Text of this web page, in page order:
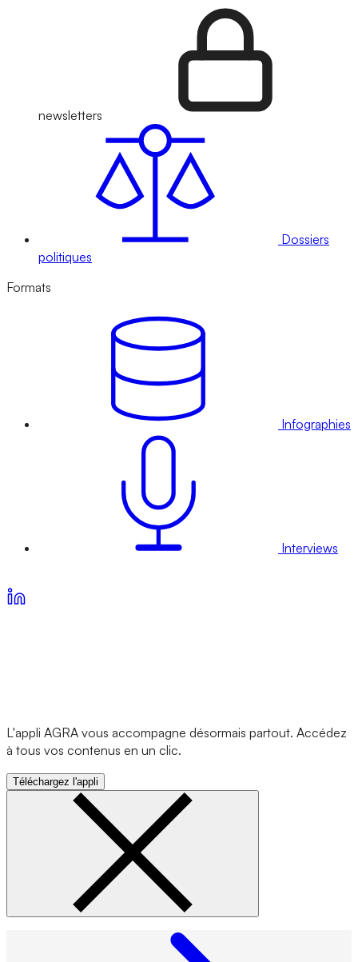
newsletters
Dossiers
politiques
Formats
Infographies
Interviews
L'appli AGRA vous accompagne désormais partout. Accédez
à tous vos contenus en un clic.
Téléchargez l'appli